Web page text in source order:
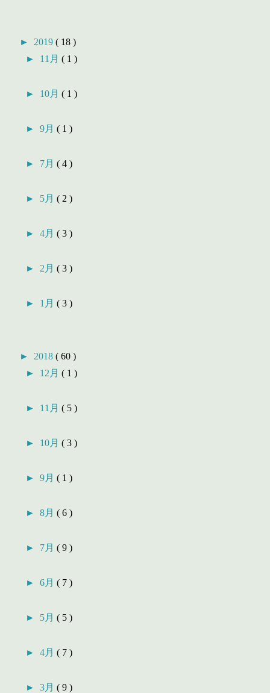
► 2019( 18 )
► 11月( 1 )
► 10月( 1 )
►9月( 1 )
► 7月( 4 )
► 5月( 2 )
►4月( 3 )
► 2月( 3 )
► 1月( 3 )
► 2018( 60 )
► 12月( 1 )
► 11月( 5 )
► 10月( 3 )
►9月( 1 )
►8月( 6 )
► 7月( 9 )
►6月( 7 )
► 5月( 5 )
►4月( 7 )
►3月( 9 )